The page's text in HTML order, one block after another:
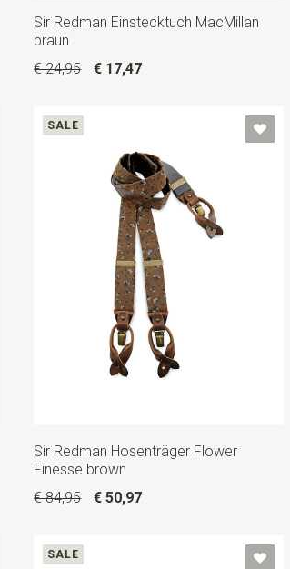
Sir Redman Einstecktuch MacMillan
braun
€ 24,95
€ 17,47
SALE
Sir Redman Hosenträger Flower
Finesse brown
€ 84,95
€ 50,97
SALE